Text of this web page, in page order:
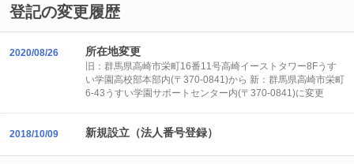
登記の変更履歴
2020/08/26 所在地変更
旧：群馬県高崎市栄町16番11号高崎イーストタワー8Fうす
い学園高校部本部内(〒370-0841)から 新：群馬県高崎市栄町
6-43うすい学園サポートセンター内(〒370-0841)に変更
2018/10/09 新規設立（法人番号登録）